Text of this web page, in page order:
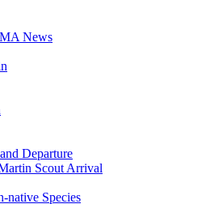
News
Departure
Scout Arrival
native Species